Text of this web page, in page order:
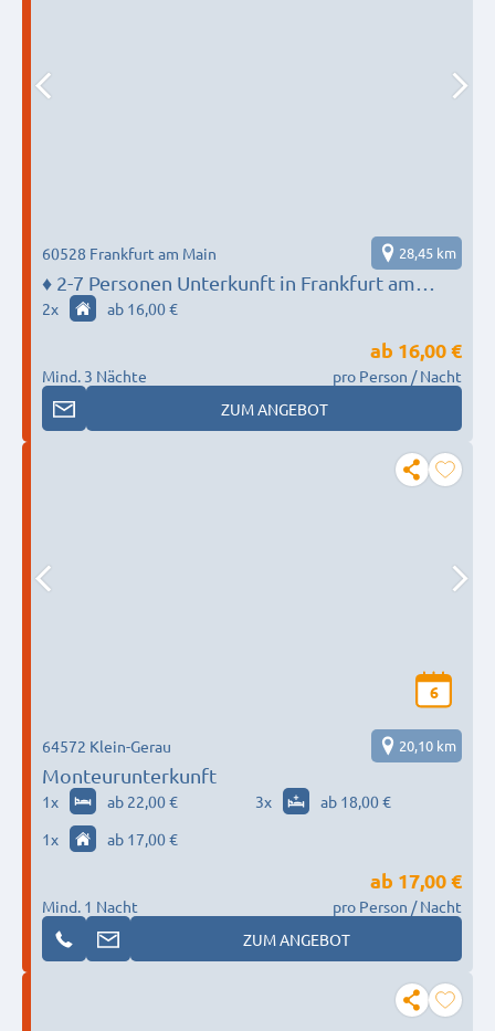
♦️ 2-7 Personen Unterkunft in Frankfurt am
Main - MONTEUR BASE
60528 Frankfurt am Main 28,45 km
2x ab 16,00 €
Mind. 3 Nächte
ab 16,00 €
pro Person / Nacht
ZUM ANGEBOT
6
Monteurunterkunft
64572 Klein-Gerau 20,10 km
1x ab 22,00 € 3x
ab 18,00 €
1x ab 17,00 €
Mind. 1 Nacht
ab 17,00 €
pro Person / Nacht
ZUM ANGEBOT